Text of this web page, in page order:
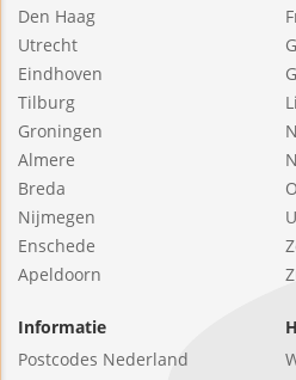
Den Haag
Utrecht
Eindhoven
Tilburg
Groningen
Almere
Breda
Nijmegen
Enschede
Apeldoorn
Informatie
Postcodes Nederland